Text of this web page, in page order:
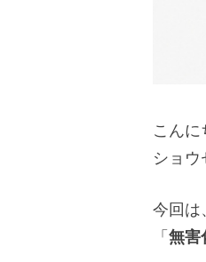
こんに
ショウ
今回は
「 無害